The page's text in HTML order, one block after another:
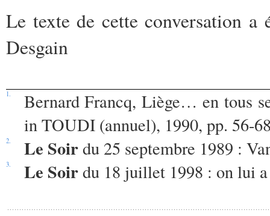
Le texte de cette conversation
Desgain
1.
Bernard Francq, Liège… en tous
in TOUDI (annuel), 1990, pp. 56-
2. Le Soirdu 25 septembre 1989 :
3. Le Soirdu 18 juillet 1998 : on lui a